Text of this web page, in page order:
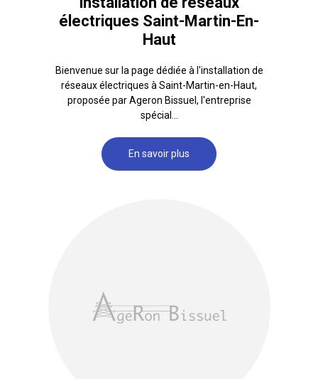
électriques Saint-Martin-En-
Haut
Bienvenue sur la page dédiée à l'installation de
réseaux électriques à Saint-Martin-en-Haut,
proposée par Ageron Bissuel, l'entreprise
spécial...
En savoir plus